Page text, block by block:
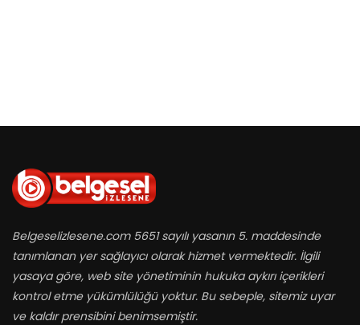
Belgeselizlesene.com 5651 sayılı yasanın 5. maddesinde
tanımlanan yer sağlayıcı olarak hizmet vermektedir. İlgili
yasaya göre, web site yönetiminin hukuka aykırı içerikleri
kontrol etme yükümlülüğü yoktur. Bu sebeple, sitemiz uyar
ve kaldır prensibini benimsemiştir.